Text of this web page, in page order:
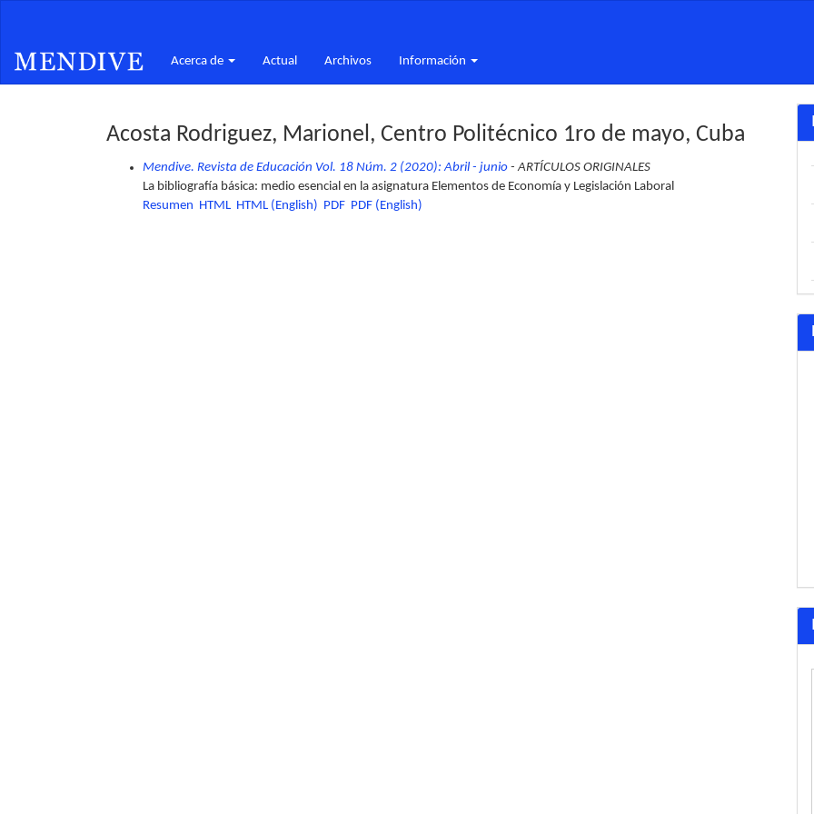
principal
Barra
Acerca de Actual Archivos Información
Acosta Rodriguez, Marionel, Centro Politécnico 1ro de mayo, Cuba
Mendive. Revista de Educación Vol. 18 Núm. 2 (2020): Abril - junio - ARTÍCULOS ORIGINALES
La bibliografía básica: medio esencial en la asignatura Elementos de Economía y Legislación Laboral
Resumen HTML HTML (English) PDF PDF (English)